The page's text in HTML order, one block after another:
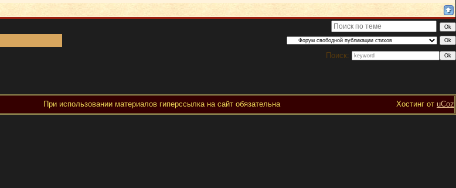
Поиск:
При использовании материалов гиперссылка на сайт обязательна Хостинг от uCoz